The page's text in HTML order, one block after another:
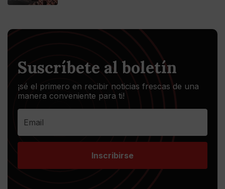
Suscríbete al boletín
¡sé el primero en recibir noticias frescas de una
manera conveniente para ti!
Inscribirse